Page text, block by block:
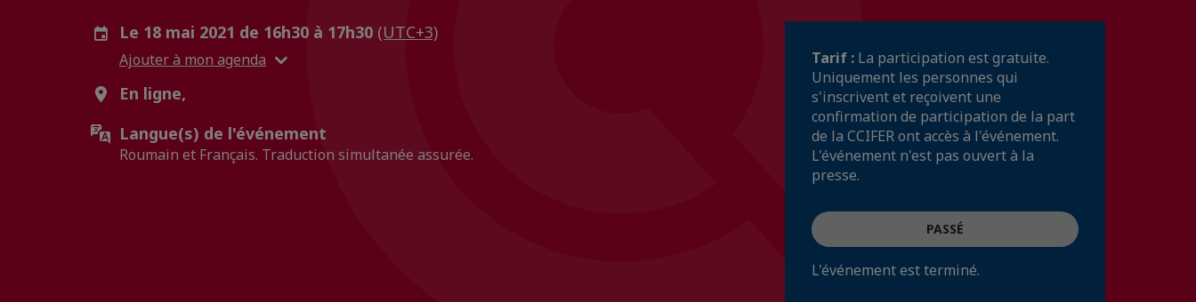
Le 18 mai 2021 de 16h30 à 17h30 (UTC+3)
Ajouter à mon agenda
En ligne,
Langue(s) de l'événement
Roumain et Français. Traduction simultanée assurée.
Tarif : La participation est gratuite.
Uniquement les personnes qui
s'inscrivent et reçoivent une
confirmation de participation de la part
de la CCIFER ont accès à l'événement.
L'événement n'est pas ouvert à la
presse.
PASSÉ
L'événement est terminé.